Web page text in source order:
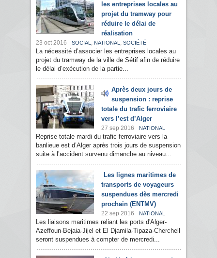
les entreprises locales au
projet du tramway pour
réduire le délai de
réalisation
23 oct 2016 SOCIAL , NATIONAL , SOCIÉTÉ
La nécessité d’associer les entreprises locales au
projet du tramway de la ville de Sétif afin de réduire
le délai d’exécution de la partie...
Après deux jours de
suspension : reprise
totale du trafic ferroviaire
vers l’est d’Alger
27 sep 2016 NATIONAL
Reprise totale mardi du trafic ferroviaire vers la
banlieue est d’Alger après trois jours de suspension
suite à l’accident survenu dimanche au niveau...
Les lignes maritimes de
transports de voyageurs
suspendues dès mercredi
prochain (ENTMV)
22 sep 2016 NATIONAL
Les liaisons maritimes reliant les ports d'Alger-
Azeffoun-Bejaia-Jijel et El Djamila-Tipaza-Cherchell
seront suspendues à compter de mercredi...